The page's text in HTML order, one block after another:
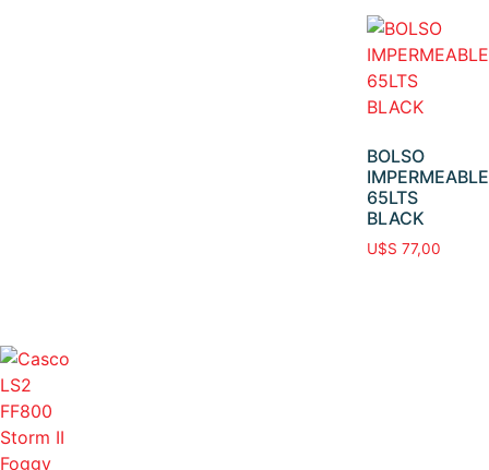
BOLSO
IMPERMEABLE
65LTS
BLACK
U$S 77,00